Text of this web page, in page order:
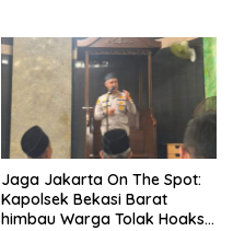
Jaga Jakarta On The Spot:
Kapolsek Bekasi Barat
himbau Warga Tolak Hoaks